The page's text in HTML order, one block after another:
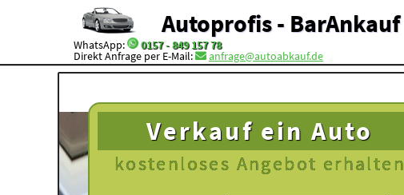
Autoprofis - BarAnkauf
WhatsApp: 0157 - 849 157 78
Direkt Anfrage per E-Mail: anfrage@autoabkauf.de
Verkauf ein Auto
kostenloses Angebot erhalten